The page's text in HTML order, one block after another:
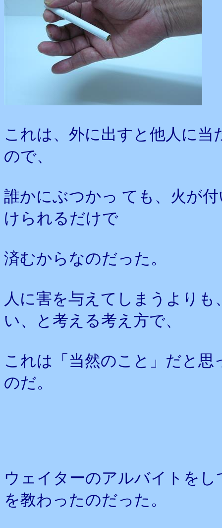
これは、外に出すと他人に
ので、
誰かにぶつかっ ても、火が
けられるだけで
済むからなのだった。
人に害を与えてしまうより
い、と考える考え方で、
これは「当然のこと」だと
のだ。
ウェイターのアルバイトを
を教わったのだった。